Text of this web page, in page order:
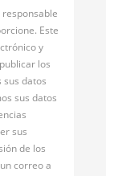
responsable
Este
y
los
datos
sus datos
sus
de los
correo a